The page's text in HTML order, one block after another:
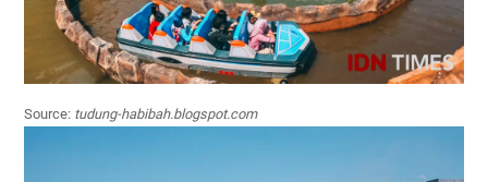
Source: tudung-habibah.blogspot.com